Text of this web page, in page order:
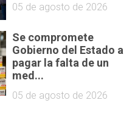
05 de agosto de 2026
Se compromete
Gobierno del Estado a
pagar la falta de un
med...
05 de agosto de 2026